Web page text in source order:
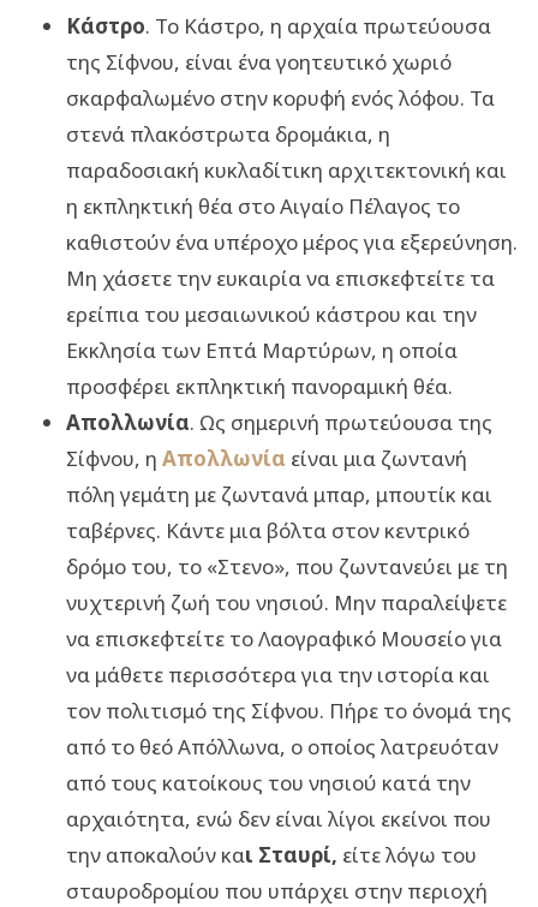
Κάστρο. Το Κάστρο, η αρχαία πρωτεύουσα
της Σίφνου, είναι ένα γοητευτικό χωριό
σκαρφαλωμένο στην κορυφή ενός λόφου. Τα
στενά πλακόστρωτα δρομάκια, η
παραδοσιακή κυκλαδίτικη αρχιτεκτονική και
η εκπληκτική θέα στο Αιγαίο Πέλαγος το
καθιστούν ένα υπέροχο μέρος για εξερεύνηση.
Μη χάσετε την ευκαιρία να επισκεφτείτε τα
ερείπια του μεσαιωνικού κάστρου και την
Εκκλησία των Επτά Μαρτύρων, η οποία
προσφέρει εκπληκτική πανοραμική θέα.
Απολλωνία. Ως σημερινή πρωτεύουσα της
Σίφνου, η Απολλωνία είναι μια ζωντανή
πόλη γεμάτη με ζωντανά μπαρ, μπουτίκ και
ταβέρνες. Κάντε μια βόλτα στον κεντρικό
δρόμο του, το «Στενο», που ζωντανεύει με τη
νυχτερινή ζωή του νησιού. Μην παραλείψετε
να επισκεφτείτε το Λαογραφικό Μουσείο για
να μάθετε περισσότερα για την ιστορία και
τον πολιτισμό της Σίφνου. Πήρε το όνομά της
από το θεό Απόλλωνα, ο οποίος λατρευόταν
από τους κατοίκους του νησιού κατά την
αρχαιότητα, ενώ δεν είναι λίγοι εκείνοι που
την αποκαλούν και Σταυρί, είτε λόγω του
σταυροδρομίου που υπάρχει στην περιοχή